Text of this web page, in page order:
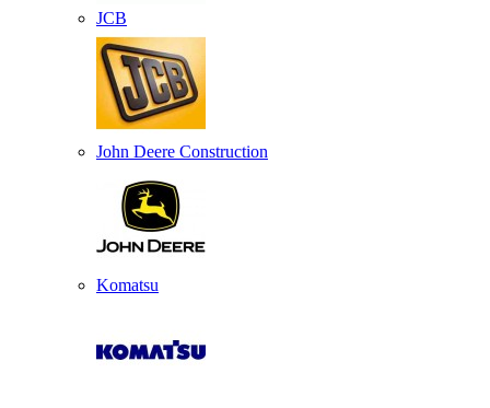
JCB
John Deere Construction
Komatsu